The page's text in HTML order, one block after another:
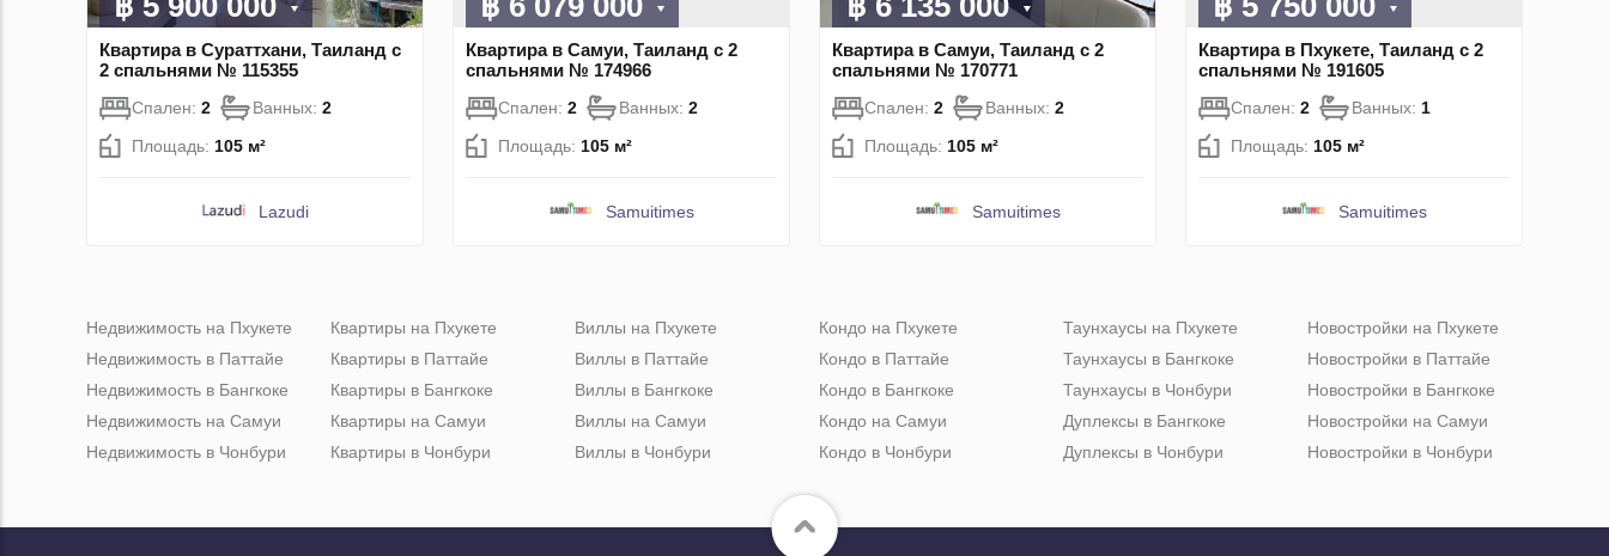
Квартира в Сураттхани, Таиланд с
2 спальнями № 115355
Спален: 2 Ванных: 2
Площадь: 105 м²
Lazudi
Квартира в Самуи, Таиланд с 2
спальнями № 174966
Спален: 2 Ванных: 2
Площадь: 105 м²
Samuitimes
Квартира в Самуи, Таиланд с 2
спальнями № 170771
Спален: 2 Ванных: 2
Площадь: 105 м²
Samuitimes
Квартира в Пхукете, Таиланд с 2
спальнями № 191605
Спален: 2 Ванных: 1
Площадь: 105 м²
Samuitimes
Недвижимость на Пхукете
Недвижимость в Паттайе
Недвижимость в Бангкоке
Недвижимость на Самуи
Недвижимость в Чонбури
Квартиры на Пхукете
Квартиры в Паттайе
Квартиры в Бангкоке
Квартиры на Самуи
Квартиры в Чонбури
Виллы на Пхукете
Виллы в Паттайе
Виллы в Бангкоке
Виллы на Самуи
Виллы в Чонбури
Кондо на Пхукете
Кондо в Паттайе
Кондо в Бангкоке
Кондо на Самуи
Кондо в Чонбури
Таунхаусы на Пхукете
Таунхаусы в Бангкоке
Таунхаусы в Чонбури
Дуплексы в Бангкоке
Дуплексы в Чонбури
Новостройки на Пхукете
Новостройки в Паттайе
Новостройки в Бангкоке
Новостройки на Самуи
Новостройки в Чонбури